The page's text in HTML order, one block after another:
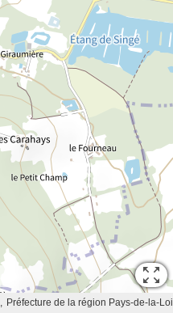
Préfecture de la région Pays-de-la-